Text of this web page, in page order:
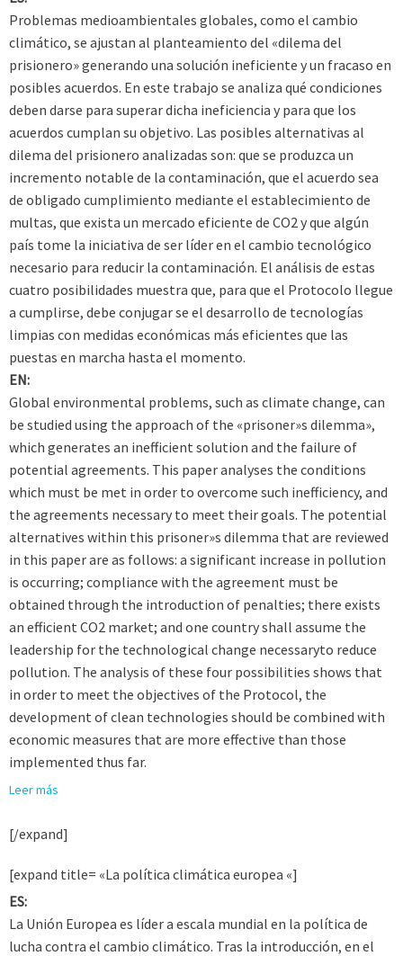
Problemas medioambientales globales, como el cambio
climático, se ajustan al planteamiento del «dilema del
prisionero» generando una solución ineficiente y un fracaso en
posibles acuerdos. En este trabajo se analiza qué condiciones
deben darse para superar dicha ineficiencia y para que los
acuerdos cumplan su objetivo. Las posibles alternativas al
dilema del prisionero analizadas son: que se produzca un
incremento notable de la contaminación, que el acuerdo sea
de obligado cumplimiento mediante el establecimiento de
multas, que exista un mercado eficiente de CO2 y que algún
país tome la iniciativa de ser líder en el cambio tecnológico
necesario para reducir la contaminación. El análisis de estas
cuatro posibilidades muestra que, para que el Protocolo llegue
a cumplirse, debe conjugar se el desarrollo de tecnologías
limpias con medidas económicas más eficientes que las
puestas en marcha hasta el momento.
EN:
Global environmental problems, such as climate change, can
be studied using the approach of the «prisoner»s dilemma»,
which generates an inefficient solution and the failure of
potential agreements. This paper analyses the conditions
which must be met in order to overcome such inefficiency, and
the agreements necessary to meet their goals. The potential
alternatives within this prisoner»s dilemma that are reviewed
in this paper are as follows: a significant increase in pollution
is occurring; compliance with the agreement must be
obtained through the introduction of penalties; there exists
an efficient CO2 market; and one country shall assume the
leadership for the technological change necessaryto reduce
pollution. The analysis of these four possibilities shows that
in order to meet the objectives of the Protocol, the
development of clean technologies should be combined with
economic measures that are more effective than those
implemented thus far.
Leer más
[/expand]
[expand title= «La política climática europea «]
ES:
La Unión Europea es líder a escala mundial en la política de
lucha contra el cambio climático. Tras la introducción, en el